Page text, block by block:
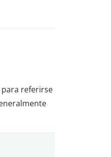
para referirse